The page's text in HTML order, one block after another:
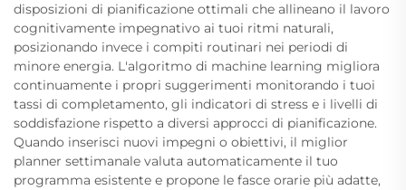
disposizioni di pianificazione ottimali che allineano il lavoro
cognitivamente impegnativo ai tuoi ritmi naturali,
posizionando invece i compiti routinari nei periodi di
minore energia. L'algoritmo di machine learning migliora
continuamente i propri suggerimenti monitorando i tuoi
tassi di completamento, gli indicatori di stress e i livelli di
soddisfazione rispetto a diversi approcci di pianificazione.
Quando inserisci nuovi impegni o obiettivi, il miglior
planner settimanale valuta automaticamente il tuo
programma esistente e propone le fasce orarie più adatte,